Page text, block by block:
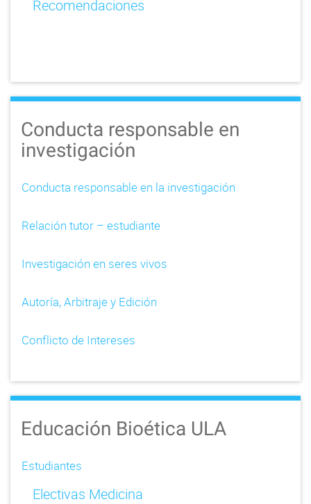
Recomendaciones
Conducta responsable en
investigación
Conducta responsable en la investigación
Relación tutor – estudiante
Investigación en seres vivos
Autoría, Arbitraje y Edición
Conflicto de Intereses
Educación Bioética ULA
Estudiantes
Electivas Medicina